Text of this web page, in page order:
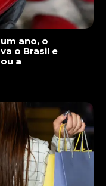
ano, o
o Brasil e
a